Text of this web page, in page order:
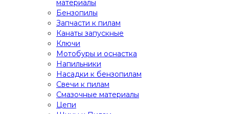
материалы
Бензопилы
Запчасти к пилам
Канаты запускные
Ключи
Мотобуры и оснастка
Напильники
Насадки к бензопилам
Свечи к пилам
Смазочные материалы
Цепи